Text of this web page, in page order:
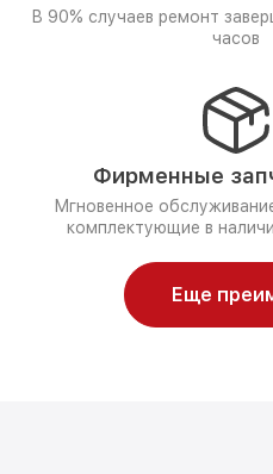
В 90% случаев ремонт
часов
Фирменные
Мгновенное
комплектующие в
Еще